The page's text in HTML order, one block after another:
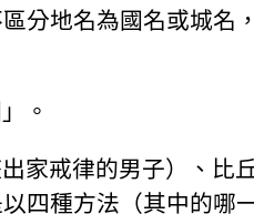
分地名為國名或城名
。
家戒律的男子）、比
四種方法（其中的哪